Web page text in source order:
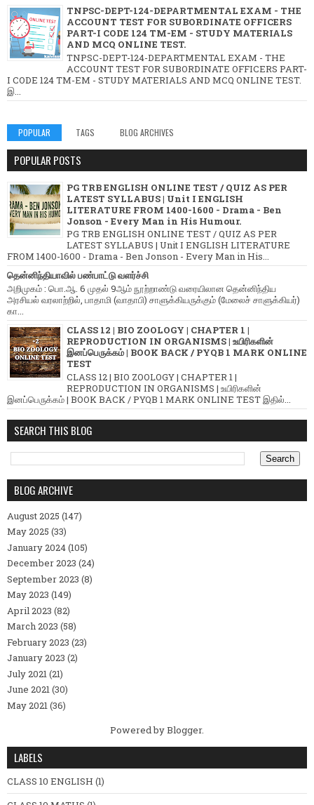
TNPSC-DEPT-124-DEPARTMENTAL EXAM - THE
ACCOUNT TEST FOR SUBORDINATE OFFICERS
PART-I CODE 124 TM-EM - STUDY MATERIALS
AND MCQ ONLINE TEST.
TNPSC-DEPT-124-DEPARTMENTAL EXAM - THE
ACCOUNT TEST FOR SUBORDINATE OFFICERS PART-
I CODE 124 TM-EM - STUDY MATERIALS AND MCQ ONLINE TEST.
இ...
POPULAR TAGS BLOG ARCHIVES
POPULAR POSTS
PG TRB ENGLISH ONLINE TEST / QUIZ AS PER
LATEST SYLLABUS | Unit I ENGLISH
LITERATURE FROM 1400-1600 - Drama - Ben
Jonson - Every Man in His Humour.
PG TRB ENGLISH ONLINE TEST / QUIZ AS PER
LATEST SYLLABUS | Unit I ENGLISH LITERATURE
FROM 1400-1600 - Drama - Ben Jonson - Every Man in His...
தென்னிந்தியாவில் பண்பாட்டு வளர்ச்சி
அறிமுகம் : பொ.ஆ. 6 முதல் 9ஆம் நூற்றாண்டு வரையிலான தென்னிந்திய
அரசியல் வரலாற்றில், பாதாமி (வாதாபி) சாளுக்கியருக்கும் (மேலைச் சாளுக்கியர்)
கா...
CLASS 12 | BIO ZOOLOGY | CHAPTER 1 |
REPRODUCTION IN ORGANISMS | உயிரிகளின்
இனப்பெருக்கம் | BOOK BACK / PYQB 1 MARK ONLINE
TEST
CLASS 12 | BIO ZOOLOGY | CHAPTER 1 |
REPRODUCTION IN ORGANISMS | உயிரிகளின்
இனப்பெருக்கம் | BOOK BACK / PYQB 1 MARK ONLINE TEST இதில்...
SEARCH THIS BLOG
BLOG ARCHIVE
August 2025 (147)
May 2025 (33)
January 2024(105)
December 2023 (24)
September 2023 (8)
May 2023 (149)
April 2023 (82)
March 2023 (58)
February 2023 (23)
January 2023 (2)
July 2021(21)
June 2021(30)
May 2021(36)
Powered byBlogger.
LABELS
CLASS 10 ENGLISH (1)